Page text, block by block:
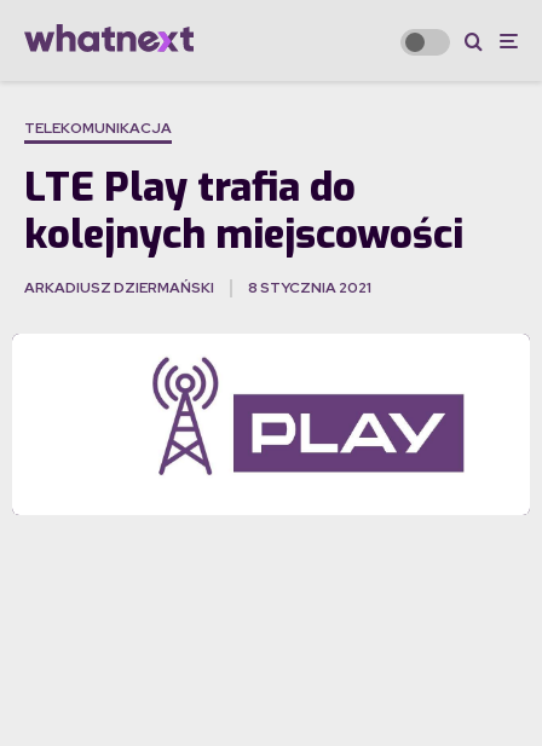
TELEKOMUNIKACJA
LTE Play trafia do
kolejnych miejscowości
ARKADIUSZ DZIERMAŃSKI 8 STYCZNIA 2021